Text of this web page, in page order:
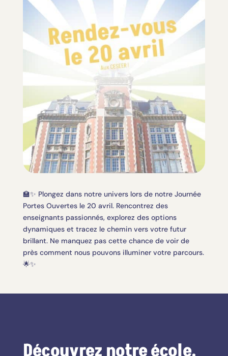
🏫✨ Plongez dans notre univers lors de notre Journée
Portes Ouvertes le 20 avril. Rencontrez des
enseignants passionnés, explorez des options
dynamiques et tracez le chemin vers votre futur
brillant. Ne manquez pas cette chance de voir de
près comment nous pouvons illuminer votre parcours.
🌟✨